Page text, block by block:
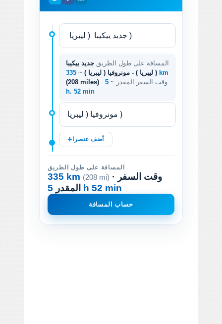
المسافة على طول الطريق جديد ييكيبا
( ليبريا ) - مونروفيا ( ليبريا ) ~
335 km
(208 miles)
. وقت السفر المقدر ~ 5
h. 52 min
أضف عنصرا
المسافة على طول الطريق
335 km (208 mi) · وقت السفر
المقدر 5 h 52 min
حساب المسافة